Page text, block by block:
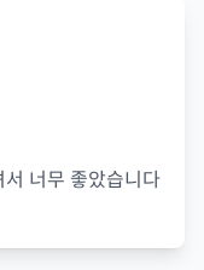
너무 좋았습니다